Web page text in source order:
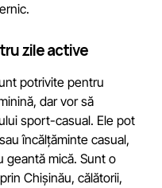
zile active
potrivite pentru
dar vor să
sport-casual. Ele pot
încălțăminte casual,
geantă mică. Sunt o
Chișinău, călătorii,